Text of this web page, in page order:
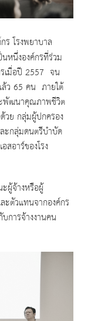
ร โรงพยาบาล
หนึ่งองค์กรที่ร่วม
รเมื่อปี 2557 จน
ล้ว 65 คน ภายใต้
พัฒนาคุณภาพชีวิต
วย กลุ่มผู้ปกครอง
ะกลุ่มดนตรีบำบัด
อาร์ของโรง
ผู้จ้างหรือผู้
ตัวแทนจากองค์กร
การจ้างงานคน